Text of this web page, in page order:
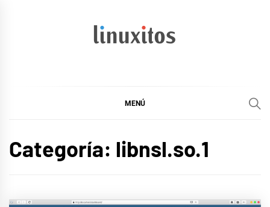
MENÚ
Categoría: libnsl.so.1